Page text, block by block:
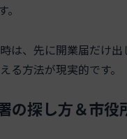
は、先に開業届だけ
る方法が現実的です。
の探し方＆市役